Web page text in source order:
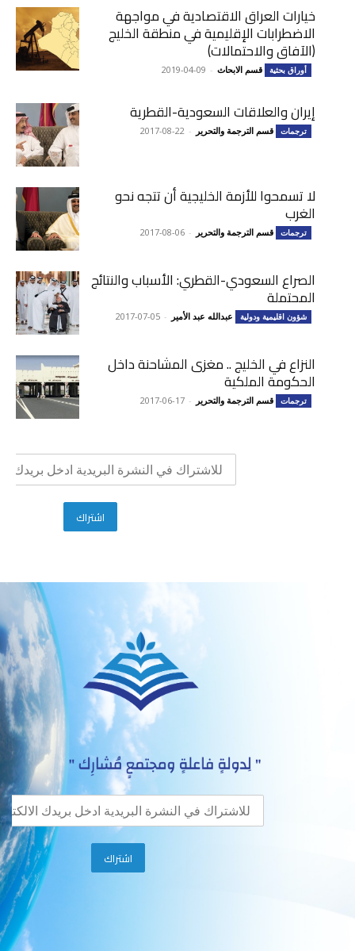
خيارات العراق الاقتصادية في مواجهة
الاضطرابات الإقليمية في منطقة الخليج
(الآفاق والاحتمالات)
أوراق بحثية قسم الابحاث -
2019-04-09
إيران والعلاقات السعودية-القطرية
ترجمات قسم الترجمة والتحرير -
2017-08-22
لا تسمحوا للأزمة الخليجية أن تتجه نحو
الغرب
ترجمات قسم الترجمة والتحرير -
2017-08-06
الصراع السعودي-القطري: الأسباب والنتائج
المحتملة
شؤون اقليمية ودولية عبدالله عبد الأمير -
2017-07-05
النزاع في الخليج .. مغزى المشاحنة داخل
الحكومة الملكية
ترجمات قسم الترجمة والتحرير -
2017-06-17